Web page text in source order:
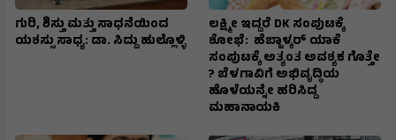
ಗುರಿ, ಶಿಸ್ತು ಮತ್ತು ಸಾಧನೆಯಿಂದ
ಯಶಸ್ಸು ಸಾಧ್ಯ: ಡಾ. ಸಿದ್ದು ಹುಲ್ಲೊಳ್ಳಿ
ಲಕ್ಷ್ಮೀ ಇದ್ದರೆ DK ಸಂಪುಟಕ್ಕೆ
ಶೋಭೆ: ಹೆಬ್ಬಾಳ್ಕರ್ ಯಾಕೆ
ಸಂಪುಟಕ್ಕೆ ಅತ್ಯಂತ ಅವಶ್ಯಕ ಗೊತ್ತೇ
? ಬೆಳಗಾವಿಗೆ ಅಭಿವೃದ್ಧಿಯ
ಹೊಳೆಯನ್ನೇ ಹರಿಸಿದ್ದ
ಮಹಾನಾಯಕಿ